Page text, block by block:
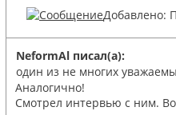
Добавлено:
NeformAl писал(а):
один из не многих
Аналогично!
Смотрел интервью с ним.